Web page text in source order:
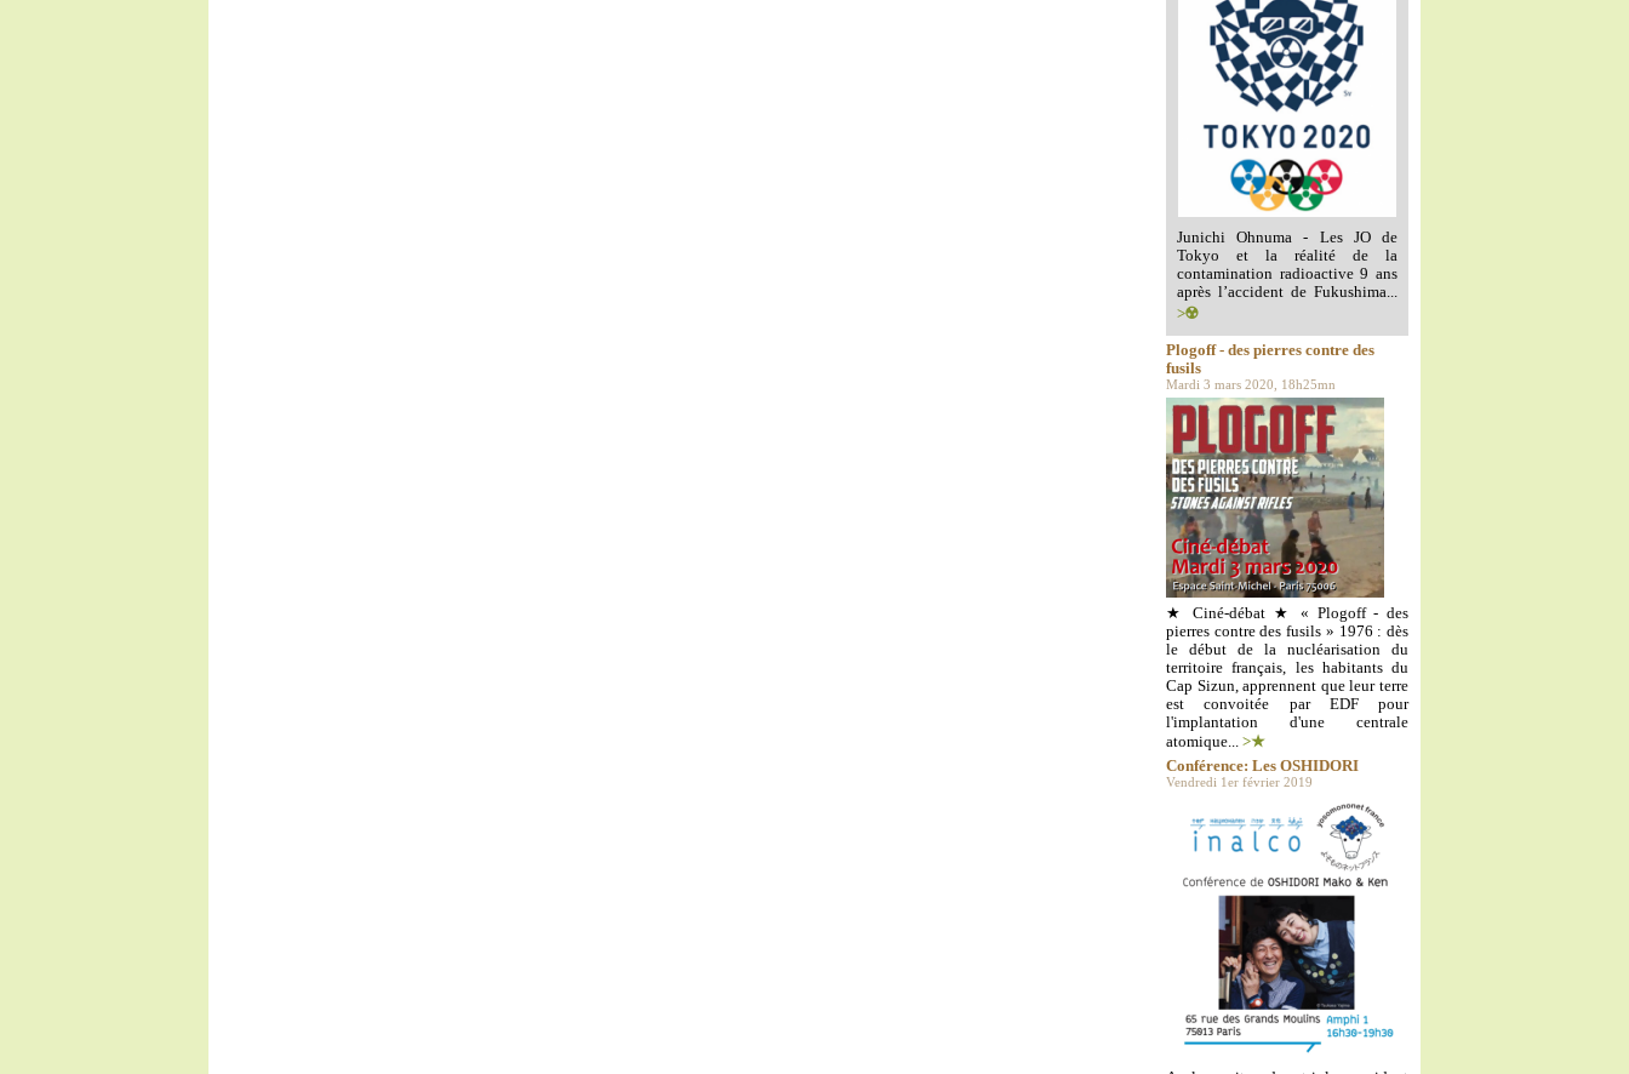
Junichi Ohnuma - Les JO de
Tokyo et la réalité de la
contamination radioactive 9 ans
après l’accident de Fukushima...
>☢️
Plogoff - des pierres contre des
fusils
Mardi 3 mars 2020, 18h25mn
★ Ciné-débat ★ « Plogoff - des
pierres contre des fusils » 1976 : dès
le début de la nucléarisation du
territoire français, les habitants du
Cap Sizun, apprennent que leur terre
est convoitée par EDF pour
l'implantation d'une centrale
atomique... >★
Conférence: Les OSHIDORI
Vendredi 1er février 2019